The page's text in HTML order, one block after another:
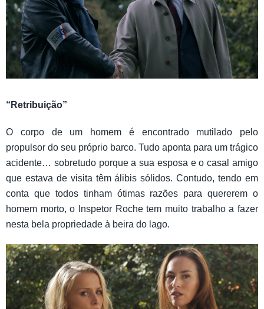
“Retribuição”
O corpo de um homem é encontrado mutilado pelo
propulsor do seu próprio barco. Tudo aponta para um trágico
acidente… sobretudo porque a sua esposa e o casal amigo
que estava de visita têm álibis sólidos. Contudo, tendo em
conta que todos tinham ótimas razões para quererem o
homem morto, o Inspetor Roche tem muito trabalho a fazer
nesta bela propriedade à beira do lago.